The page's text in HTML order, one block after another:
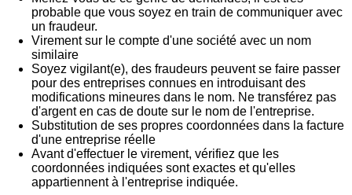
probable que vous soyez en train de communiquer avec
un fraudeur.
Virement sur le compte d'une société avec un nom
similaire
Soyez vigilant(e), des fraudeurs peuvent se faire passer
pour des entreprises connues en introduisant des
modifications mineures dans le nom. Ne transférez pas
d'argent en cas de doute sur le nom de l'entreprise.
Substitution de ses propres coordonnées dans la facture
d'une entreprise réelle
Avant d'effectuer le virement, vérifiez que les
coordonnées indiquées sont exactes et qu'elles
appartiennent à l'entreprise indiquée.